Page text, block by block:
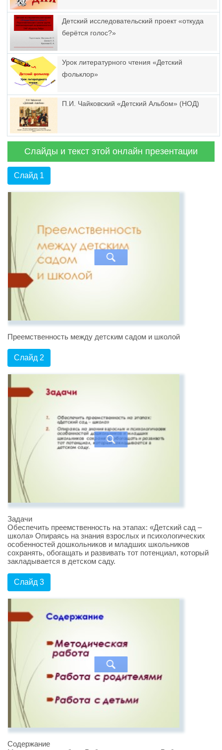
Детский исследовательский проект «откуда
берётся голос?»
Урок литературного чтения «Детский
фольклор»
П.И. Чайковский «Детский Альбом» (НОД)
Слайды и текст этой онлайн презентации
Слайд 1
Преемственность между детским садом и школой
Слайд 2
Задачи
Обеспечить преемственность на этапах: «Детский сад –
школа» Опираясь на знания взрослых и психологических
особенностей дошкольников и младших школьников
сохранять, обогащать и развивать тот потенциал, который
закладывается в детском саду.
Слайд 3
Содержание